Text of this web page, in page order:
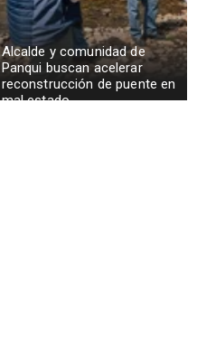
Alcalde y comunidad de
Panqui buscan acelerar
reconstrucción de puente en
mal estado